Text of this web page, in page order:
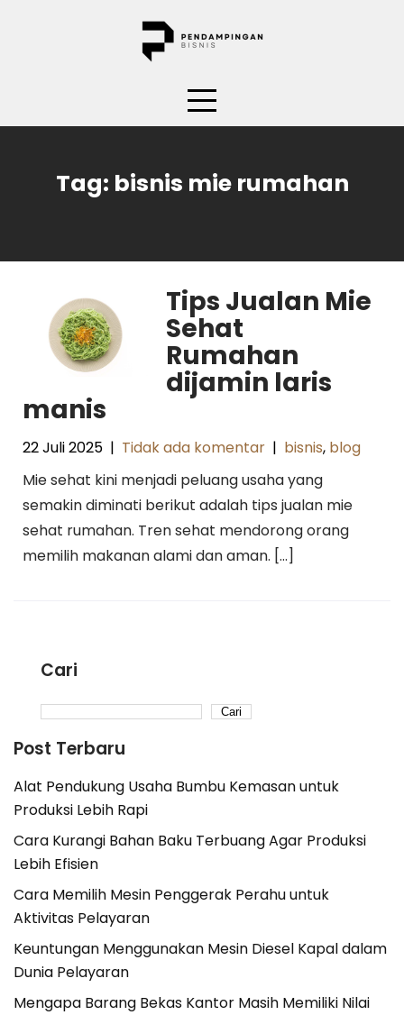
Tag: bisnis mie rumahan
Tips Jualan Mie
Sehat
Rumahan
dijamin laris
manis
22 Juli 2025 | Tidak ada komentar | bisnis, blog
Mie sehat kini menjadi peluang usaha yang
semakin diminati berikut adalah tips jualan mie
sehat rumahan. Tren sehat mendorong orang
memilih makanan alami dan aman. […]
Cari
Cari
Post Terbaru
Alat Pendukung Usaha Bumbu Kemasan untuk
Produksi Lebih Rapi
Cara Kurangi Bahan Baku Terbuang Agar Produksi
Lebih Efisien
Cara Memilih Mesin Penggerak Perahu untuk
Aktivitas Pelayaran
Keuntungan Menggunakan Mesin Diesel Kapal dalam
Dunia Pelayaran
Mengapa Barang Bekas Kantor Masih Memiliki Nilai